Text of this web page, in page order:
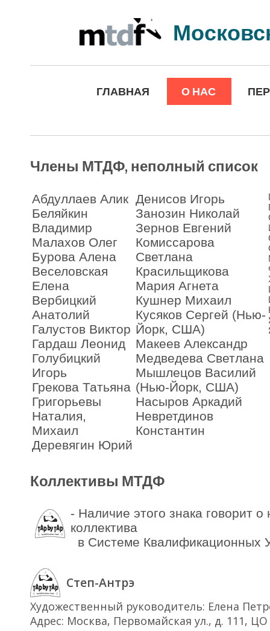
ГЛАВНАЯ О НАС
Члены МТДФ, неполный список
Абдуллаев Алик
Беляйкин
Владимир
Малахов Олег
Бурова Алена
Веселовская
Елена
Вербицкий
Анатолий
Галустов Виктор
Гардаш Леонид
Голубицкий
Игорь
Грекова Татьяна
Григорьевы
Наталия,
Михаил
Деревягин Юрий
Денисов Игорь
Занозин Николай
Зернов Евгений
Комиссарова
Светлана
Красильщикова
Мария Агнета
Кушнер Михаил
Кусяков Сергей (Нью-
Йорк, США)
Макеев Александр
Медведева Светлана
Мышлецов Василий
(Нью-Йорк, США)
Насыров Аркадий
Невретдинов
Константин
Коллективы МТДФ
- Наличие этого знака говорит
коллектива
в Системе Квалификационных
Степ-Антрэ
Художественный руководитель: Елена
Адрес: Москва, Первомайская ул., д. 111,